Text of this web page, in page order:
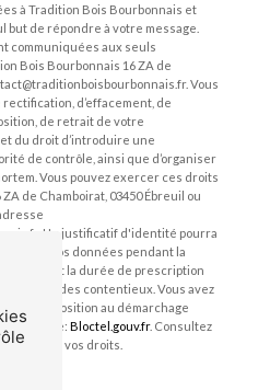
à Tradition Bois Bourbonnais et
but de répondre à votre message.
communiquées aux seuls
Bois Bourbonnais 16 ZA de
Vous
d’effacement, de
de retrait de votre
du droit d’introduire une
de contrôle, ainsi que d’organiser
Vous pouvez exercer ces droits
de Chamboirat, 03450 Ébreuil ou
Un justificatif d'identité pourra
vos données pendant la
pendant la durée de prescription
gestion des contentieux. Vous avez
d'opposition au démarchage
adresse:
Bloctel.gouv.fr. Consultez
sur vos droits.